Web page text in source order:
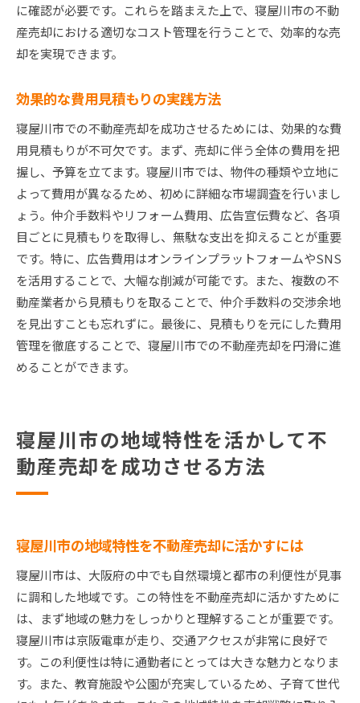
に確認が必要です。これらを踏まえた上で、寝屋川市の不動
産売却における適切なコスト管理を行うことで、効率的な売
却を実現できます。
効果的な費用見積もりの実践方法
寝屋川市での不動産売却を成功させるためには、効果的な費
用見積もりが不可欠です。まず、売却に伴う全体の費用を把
握し、予算を立てます。寝屋川市では、物件の種類や立地に
よって費用が異なるため、初めに詳細な市場調査を行いまし
ょう。仲介手数料やリフォーム費用、広告宣伝費など、各項
目ごとに見積もりを取得し、無駄な支出を抑えることが重要
です。特に、広告費用はオンラインプラットフォームやSNS
を活用することで、大幅な削減が可能です。また、複数の不
動産業者から見積もりを取ることで、仲介手数料の交渉余地
を見出すことも忘れずに。最後に、見積もりを元にした費用
管理を徹底することで、寝屋川市での不動産売却を円滑に進
めることができます。
寝屋川市の地域特性を活かして不
動産売却を成功させる方法
寝屋川市の地域特性を不動産売却に活かすには
寝屋川市は、大阪府の中でも自然環境と都市の利便性が見事
に調和した地域です。この特性を不動産売却に活かすために
は、まず地域の魅力をしっかりと理解することが重要です。
寝屋川市は京阪電車が走り、交通アクセスが非常に良好で
す。この利便性は特に通勤者にとっては大きな魅力となりま
す。また、教育施設や公園が充実しているため、子育て世代